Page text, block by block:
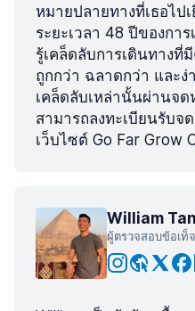
หมายปลายทางที่เธอไป
ระยะเวลา 48 ปีของกา
รู้เคล็ดลับการเดินทางที่
ถูกกว่า ฉลาดกว่า และ
เคล็ดลับเหล่านั้นผ่านจ
สามารถลงทะเบียนรับจ
เว็บไซต์ Go Far Grow
William
ผู้ตรวจสอบข้อเท็